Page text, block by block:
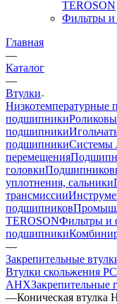
TEROSON
Фильтры и
Главная
—
Каталог
—
Втулки
Низкотемпературные
подшипники
подшипники
подшипникиСистемы
перемещения
головки
уплотнения, сальники
трансмиссии
подшипников
TEROSONФильтры и
подшипники
—
Закрепительные
Втулки скольжения
AHXЗакрепительные
—Коническая втулка